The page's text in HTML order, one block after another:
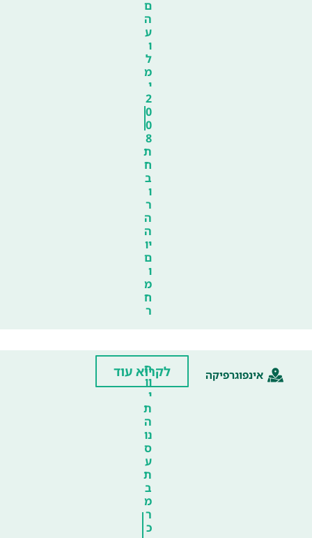
ם
ה
ע
ו
ל
מ
י
2
0
0
8
ת
ח
ב
ו
ר
ה
ה
יו
ם
ו
מ
ח
ר
אינפוגרפיקה
ח
וו
י
ת
ה
נו
ס
ע
ת
ב
מ
ר
כ
לקרוא עוד